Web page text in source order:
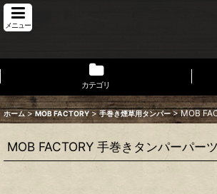
メニュー
カテゴリ
ホーム > MOB FACTORY > 手巻き煙草用タンパー > MOB
MOB FACTORY 手巻きタンパーパー